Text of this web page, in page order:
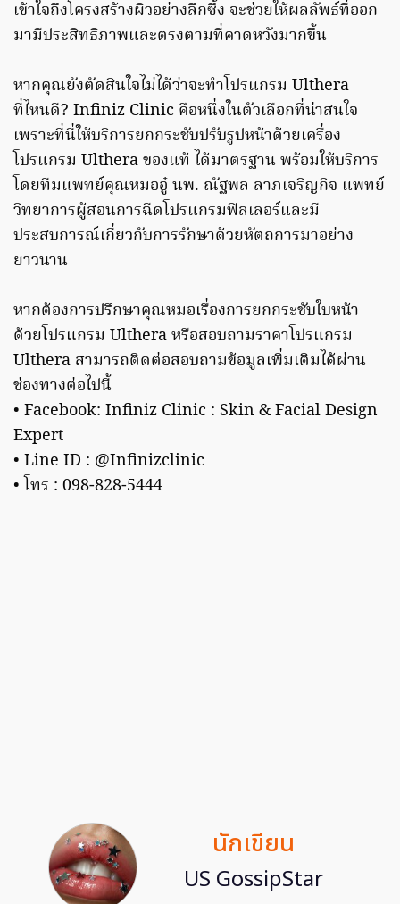
เข้าใจถึงโครงสร้างผิวอย่างลึกซึ้ง จะช่วยให้ผลลัพธ์ที่ออก
มามีประสิทธิภาพและตรงตามที่คาดหวังมากขึ้น
หากคุณยังตัดสินใจไม่ได้ว่าจะทำโปรแกรม Ulthera
ที่ไหนดี? Infiniz Clinic คือหนึ่งในตัวเลือกที่น่าสนใจ
เพราะที่นี่ให้บริการยกกระชับปรับรูปหน้าด้วยเครื่อง
โปรแกรม Ulthera ของแท้ ได้มาตรฐาน พร้อมให้บริการ
โดยทีมแพทย์คุณหมออู๋ นพ. ณัฐพล ลาภเจริญกิจ แพทย์
วิทยาการผู้สอนการฉีดโปรแกรมฟิลเลอร์และมี
ประสบการณ์เกี่ยวกับการรักษาด้วยหัตถการมาอย่าง
ยาวนาน
หากต้องการปรึกษาคุณหมอเรื่องการยกกระชับใบหน้า
ด้วยโปรแกรม Ulthera หรือสอบถามราคาโปรแกรม
Ulthera สามารถติดต่อสอบถามข้อมูลเพิ่มเติมได้ผ่าน
ช่องทางต่อไปนี้
• Facebook: Infiniz Clinic : Skin & Facial Design
Expert
• Line ID : @Infinizclinic
• โทร : 098-828-5444
นักเขียน
US GossipStar